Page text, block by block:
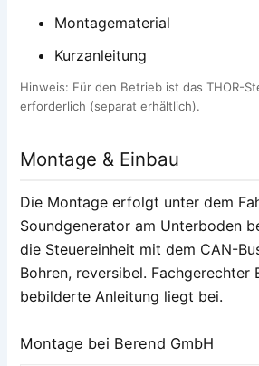
Montagematerial
Kurzanleitung
Hinweis: Für den Betrieb ist das THOR-
erforderlich (separat erhältlich).
Montage & Einbau
Die Montage erfolgt unter dem
Soundgenerator am Unterboden
die Steuereinheit mit dem CAN-
Bohren, reversibel. Fachgerechter
bebilderte Anleitung liegt bei.
Montage bei Berend GmbH